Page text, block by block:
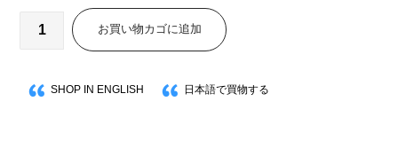
お買い物カゴに追加
SHOP IN ENGLISH 日本語で買物する